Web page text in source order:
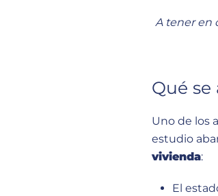
A tener en
Qué
Uno de los
estudio
vivienda:
El